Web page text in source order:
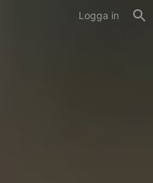
Logga in